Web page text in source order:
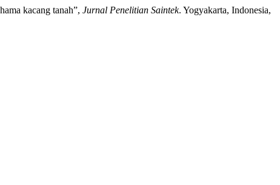
kacang tanah”, Jurnal Penelitian Saintek. Yogyakarta, Indonesia,